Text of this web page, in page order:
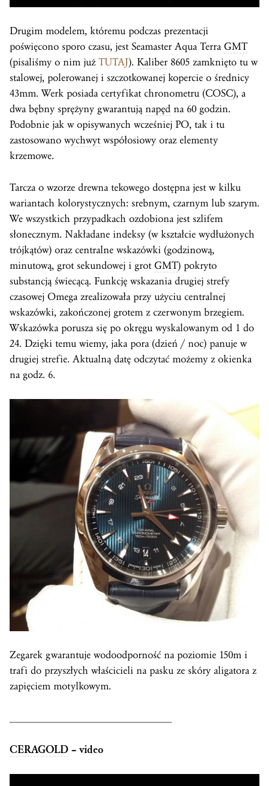
Drugim modelem, któremu podczas prezentacji
poświęcono sporo czasu, jest Seamaster Aqua Terra GMT
(pisaliśmy o nim już TUTAJ). Kaliber 8605 zamknięto tu w
stalowej, polerowanej i szczotkowanej kopercie o średnicy
43mm. Werk posiada certyfikat chronometru (COSC), a
dwa bębny sprężyny gwarantują napęd na 60 godzin.
Podobnie jak w opisywanych wcześniej PO, tak i tu
zastosowano wychwytwspółosiowy oraz elementy
krzemowe.
Tarcza o wzorze drewna tekowego dostępna jest w kilku
wariantach kolorystycznych: srebnym, czarnym lub szarym.
We wszystkich przypadkach ozdobiona jest szlifem
słonecznym. Nakładane indeksy (w kształcie wydłużonych
trójkątów) oraz centralne wskazówki (godzinową,
minutową, grot sekundowej i grotGMT) pokryto
substancją świecącą. Funkcję wskazania drugiej strefy
czasowej Omega zrealizowała przy użyciu centralnej
wskazówki, zakończonej grotem z czerwonym brzegiem.
Wskazówka porusza się po okręgu wyskalowanym od 1 do
24. Dzięki temu wiemy, jaka pora (dzień / noc) panuje w
drugiej strefie. Aktualną datę odczytać możemy z okienka
na godz. 6.
Zegarek gwarantuje wodoodporność na poziomie 150m i
trafi do przyszłych właścicieli na pasku ze skóry aligatora z
zapięciem motylkowym.
CERAGOLD – video